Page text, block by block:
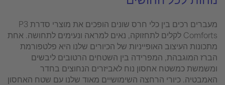
מעברים רכים בין כלי חרס שונים הופכים את מוצרי סדרת P3
Comforts לקלים לתחזוקה, נאים למראה ונעימים לתחושה. אחת
מתכונות העיצוב האופייניות של הכיורים שלנו היא פלטפורמת
הברז המוגבהת, המפרידה בין השטחים הרטובים ליבשים
ומשמשת כמשטח אחסון נוח לאביזרים הנחוצים בחדר
האמבטיה. כיורי הרחצה השימושיים מאוד שלנו עם שטח האחסון